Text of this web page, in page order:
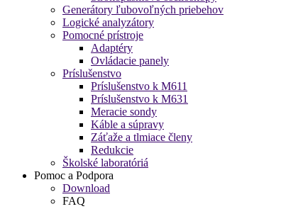
Generátory ľubovoľných priebehov
Logické analyzátory
Pomocné prístroje
Adaptéry
Ovládacie panely
Príslušenstvo
Príslušenstvo k M611
Príslušenstvo k M631
Meracie sondy
Káble a súpravy
Záťaže a tlmiace členy
Redukcie
Školské laboratóriá
Pomoc a Podpora
Download
FAQ